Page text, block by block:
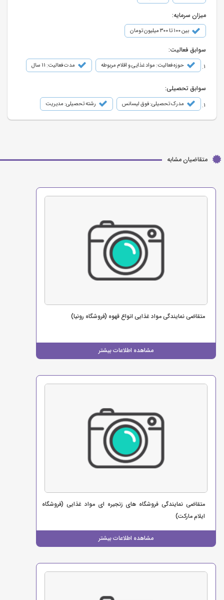
میزان سرمایه:
بین ۱۰۰ تا ۳۰۰ میلیون تومان
سوابق فعالیت:
حوزه فعالیت: مواد غذایی و اقلام مربوطه مدت فعالیت: 11 سال
سوابق تحصیلی:
مدرک تحصیلی: فوق لیسانس رشته تحصیلی: مدیریت
متقاضیان مشابه
مشاهده اطلاعات بیشتر
متقاضی نمایندگی مواد غذایی انواع قهوه (فروشگاه رونیا)
مشاهده اطلاعات بیشتر
متقاضی نمایندگی فروشگاه های زنجیره ای مواد غذایی (فروشگاه
ایلام مارکت)